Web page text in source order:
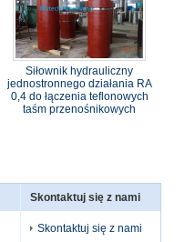
Siłownik hydrauliczny
jednostronnego działania RA
0,4 do łączenia teflonowych
taśm przenośnikowych
Skontaktuj się z nami
Skontaktuj się z nami